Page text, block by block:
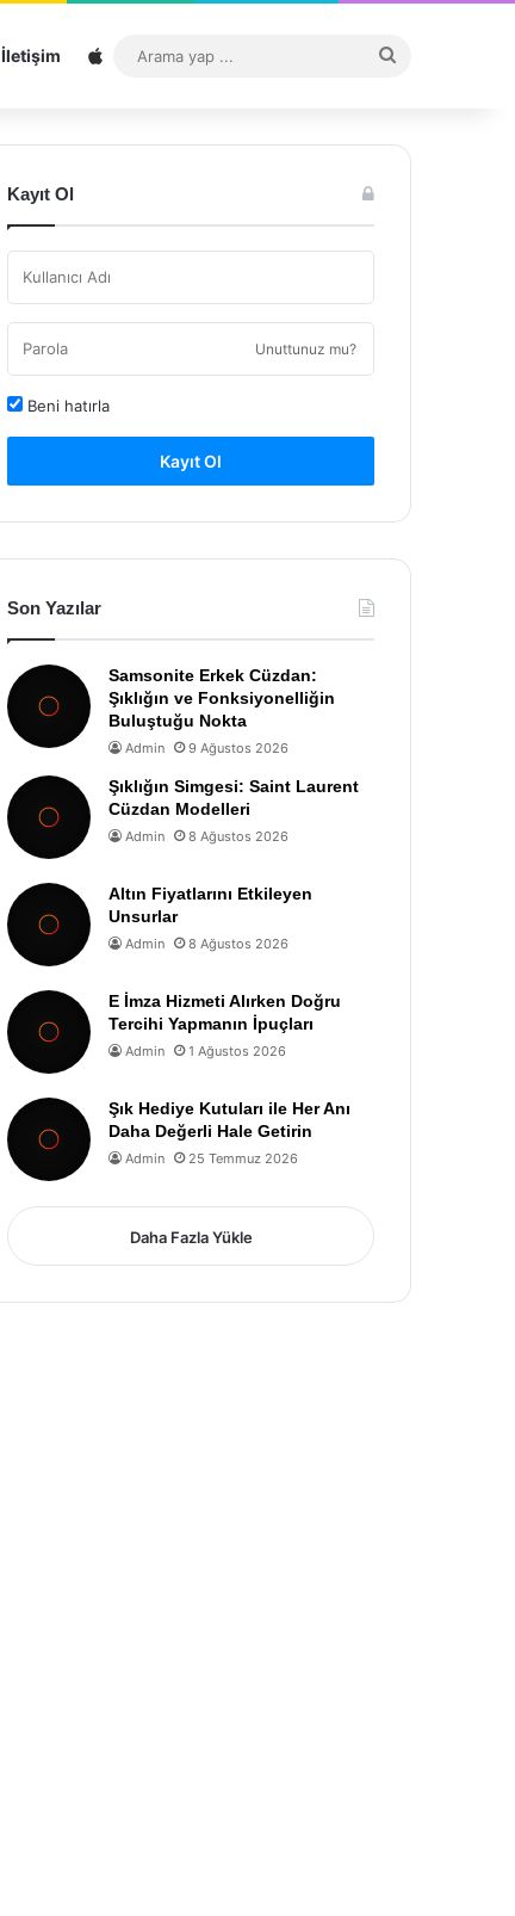
İletişim Sitemap
...
Kayıt Ol
Unuttunuz mu?
Beni hatırla
Kayıt Ol
Son Yazılar
Samsonite Erkek Cüzdan:
Şıklığın ve Fonksiyonelliğin
Buluştuğu Nokta
Admin 9 Ağustos 2026
Şıklığın Simgesi: Saint Laurent
Cüzdan Modelleri
Admin 8 Ağustos 2026
Altın Fiyatlarını Etkileyen
Unsurlar
Admin 8 Ağustos 2026
E İmza Hizmeti Alırken Doğru
Tercihi Yapmanın İpuçları
Admin 1 Ağustos 2026
Şık Hediye Kutuları ile Her Anı
Daha Değerli Hale Getirin
Admin 25 Temmuz 2026
Daha Fazla Yükle